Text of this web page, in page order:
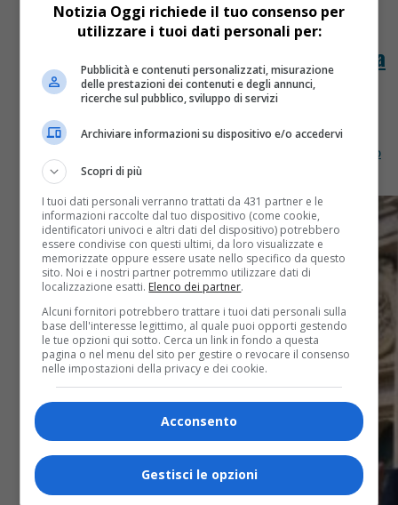
Cronaca6 anni fa
Manager di banca si toglie la vita nella
sua casa
Manager di banca si toglie la vita nella sua casa. Si
tratta di Roberto Perazzetti, ex direttore del Credito
privato commercio del Gruppo Banco Desio. E’...
Notizia Oggi richiede il tuo consenso per
utilizzare i tuoi dati personali per:
Pubblicità e contenuti personalizzati, misurazione
delle prestazioni dei contenuti e degli annunci,
ricerche sul pubblico, sviluppo di servizi
Archiviare informazioni su dispositivo e/o accedervi
Scopri di più
I tuoi dati personali verranno trattati da 431 partner e le
informazioni raccolte dal tuo dispositivo (come cookie,
identificatori univoci e altri dati del dispositivo) potrebbero
essere condivise con questi ultimi, da loro visualizzate e
memorizzate oppure essere usate nello specifico da questo
sito. Noi e i nostri partner potremmo utilizzare dati di
localizzazione esatti. Elenco dei partner.
Alcuni fornitori potrebbero trattare i tuoi dati personali sulla
base dell'interesse legittimo, al quale puoi opporti gestendo
le tue opzioni qui sotto. Cerca un link in fondo a questa
pagina o nel menu del sito per gestire o revocare il consenso
nelle impostazioni della privacy e dei cookie.
Acconsento
Gestisci le opzioni